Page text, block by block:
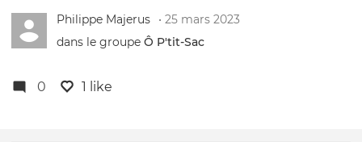
Philippe Majerus
• 25 mars 2023
dans le groupe Ô P'tit‑Sac
0 1 like